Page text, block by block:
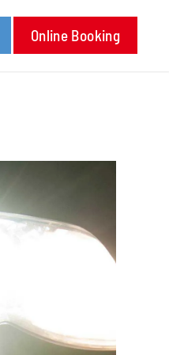
Online Booking